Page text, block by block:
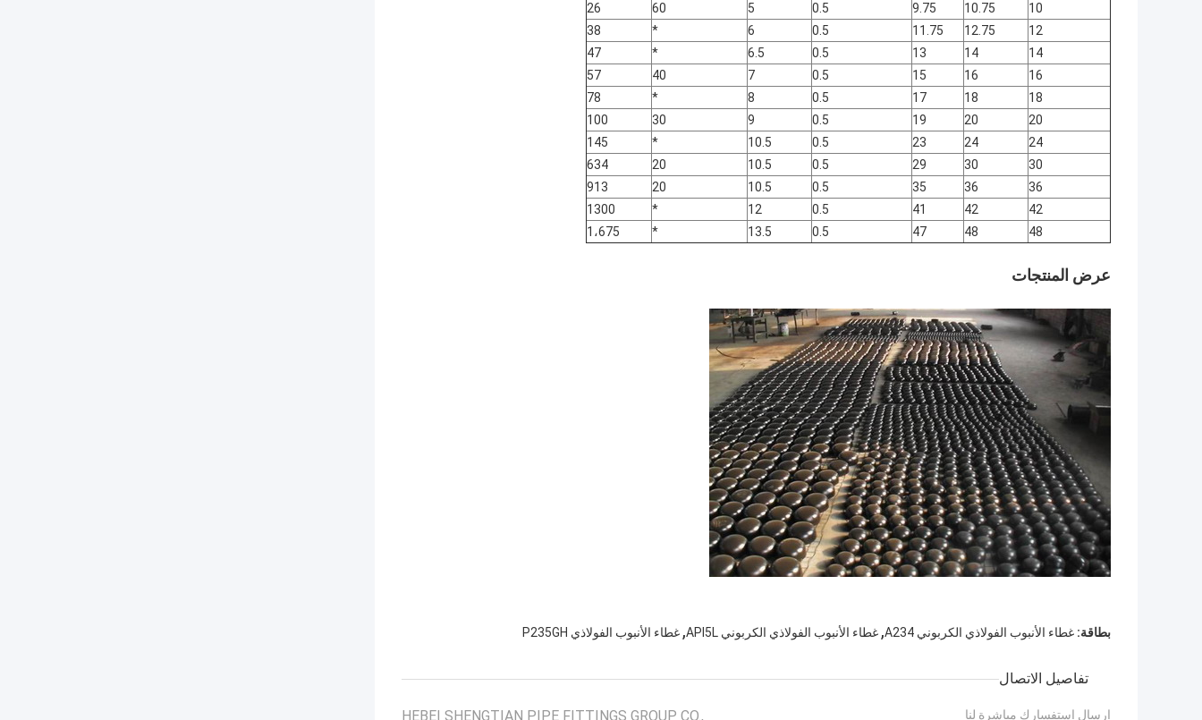
10
10.75
9.75
0.5
5
60
26
12
12.75
11.75
0.5
6
*
38
14
14
13
0.5
6.5
*
47
16
16
15
0.5
7
40
57
18
18
17
0.5
8
*
78
20
20
19
0.5
9
30
100
24
24
23
0.5
10.5
*
145
30
30
29
0.5
10.5
20
634
36
36
35
0.5
10.5
20
913
42
42
41
0.5
12
*
1300
48
48
47
0.5
13.5
* 1،675
عرض المنتجات
بطاقة: غطاء الأنبوب الفولاذي الكربوني A234 , غطاء الأنبوب الفولاذي الكربوني API5L , غطاء الأنبوب الفولاذي P235GH
تفاصيل الاتصال
HEBEI SHENGTIAN PIPE FITTINGS GROUP CO., إرسال استفسارك مباشرة لنا